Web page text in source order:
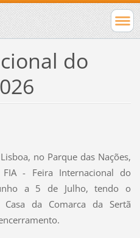
do
no Parque das Nações,
- Feira Internacional do
a 5 de Julho, tendo o
da Comarca da Sertã